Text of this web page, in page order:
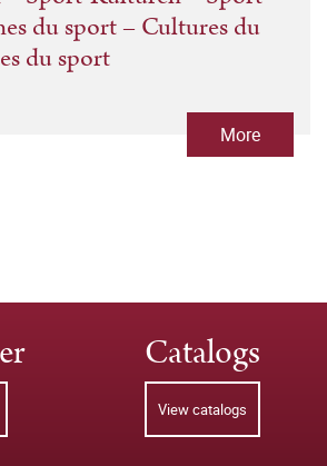
du sport – Cultures du
du sport
More
Catalogs
View catalogs